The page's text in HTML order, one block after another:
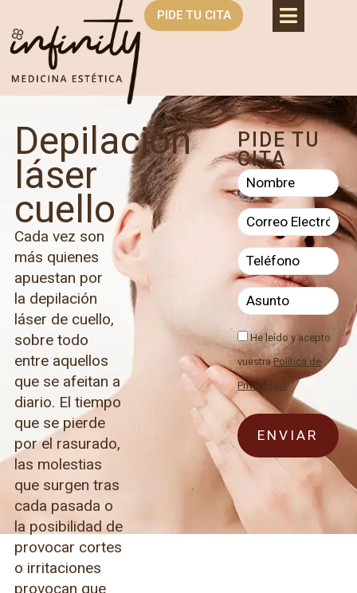
PIDE TU CITA
Depilación
láser
cuello
Cada vez son
más quienes
apuestan por
la depilación
láser de cuello,
sobre todo
entre aquellos
que se afeitan a
diario. El tiempo
que se pierde
por el rasurado,
las molestias
que surgen tras
cada pasada o
la posibilidad de
provocar cortes
o irritaciones
provocan que
PIDE TU
CITA
He leído y acepto
vuestraPolítica de
Privacidad.